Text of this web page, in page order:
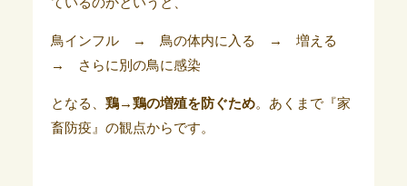
鳥インフル → 鳥の体内に入る → 増える
→ さらに別の鳥に感染
となる、 鶏→鶏の増殖を防ぐため。あくまで『家
畜防疫』の観点からです。